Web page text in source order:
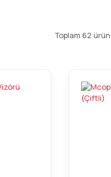
Toplam 62 ürün